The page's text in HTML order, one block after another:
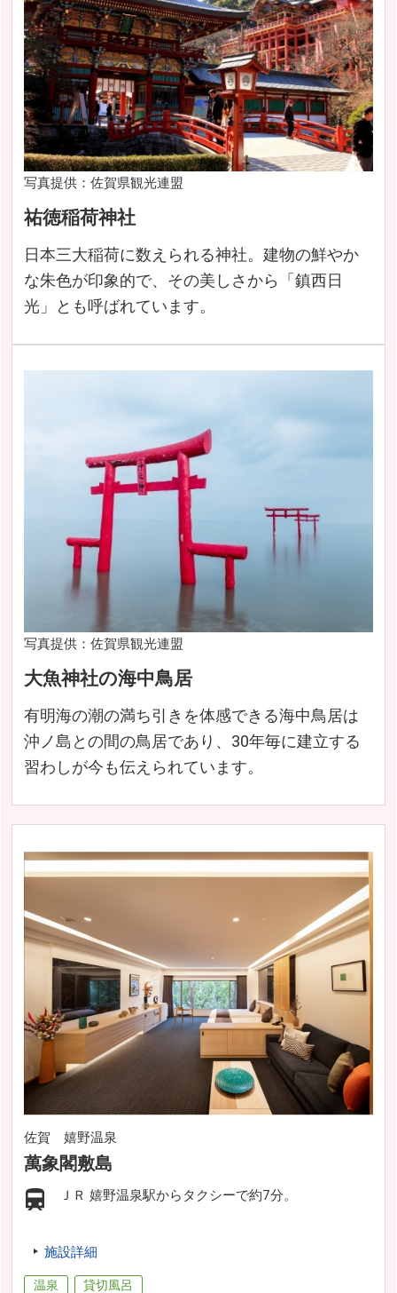
写真提供：佐賀県観光連盟
祐徳稲荷神社
日本三大稲荷に数えられる神社。建物の鮮やか
な朱色が印象的で、その美しさから「鎮西日
光」とも呼ばれています。
写真提供：佐賀県観光連盟
大魚神社の海中鳥居
有明海の潮の満ち引きを体感できる海中鳥居は
沖ノ島との間の鳥居であり、30年毎に建立する
習わしが今も伝えられています。
佐賀 嬉野温泉
萬象閣敷島
ＪＲ 嬉野温泉駅からタクシーで約7分。
施設詳細
温泉 貸切風呂